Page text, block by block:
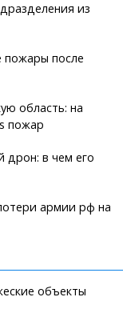
из
после
область: на
пожар
дрон: в чем его
армии рф на
объекты